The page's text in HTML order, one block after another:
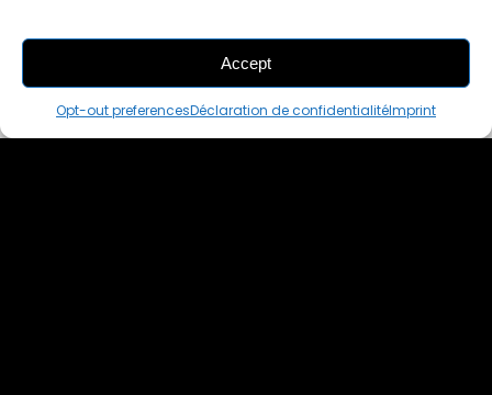
Accept
Opt-out preferencesDéclaration de confidentialitéImprint
THIS PAIR IS
ALREADY SOLD OUT